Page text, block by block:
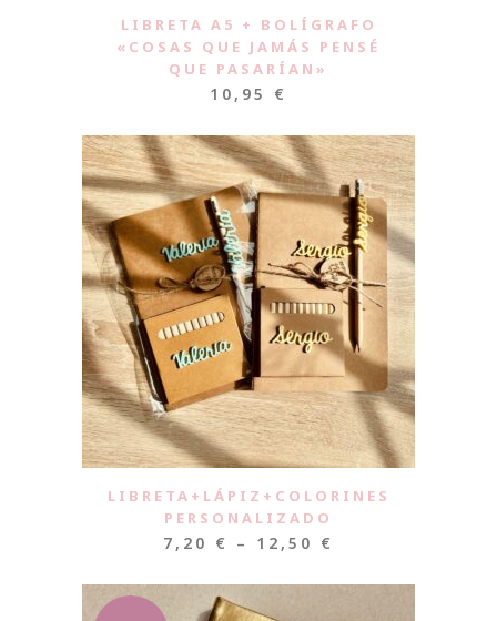
LIBRETA A5 + BOLÍGRAFO
«COSAS QUE JAMÁS PENSÉ
QUE PASARÍAN»
10,95 €
LIBRETA+LÁPIZ+COLORINES
PERSONALIZADO
7,20 € – 12,50 €